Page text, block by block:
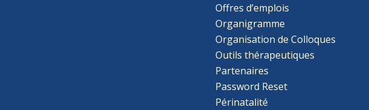
Offres d’emplois
Organigramme
Organisation de Colloques
Outils thérapeutiques
Partenaires
Password Reset
Périnatalité